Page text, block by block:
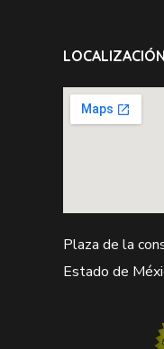
LOCALIZACIÓN
Plaza de la
Estado de